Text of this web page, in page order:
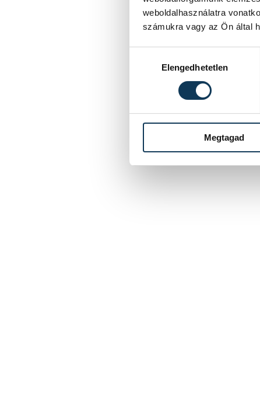
weboldalhasználatra
számukra vagy az Ön által
Elengedhetetlen
Megtagad